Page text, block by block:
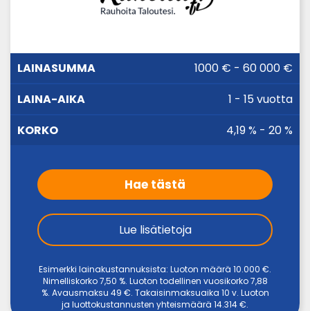
LAINASUMMA KORKO1000 € - 60 000 €
1 - 15 vuotta
4,19 % - 20 %
Hae tästä
Lue lisätietoja
Esimerkki lainakustannuksista: Luoton määrä 10.000 €.
Nimelliskorko 7,50 %. Luoton todellinen vuosikorko 7,88
%. Avausmaksu 49 €. Takaisinmaksuaika 10 v. Luoton
ja luottokustannusten yhteismäärä 14.314 €.